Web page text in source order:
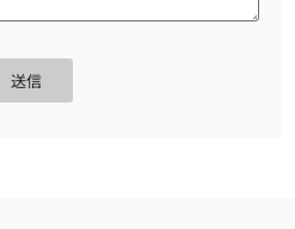
送信